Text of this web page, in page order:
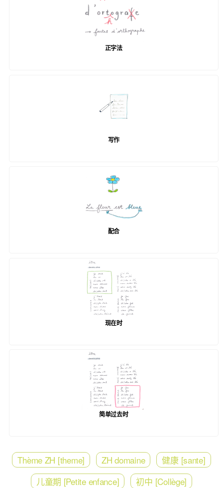
正字法
写作
配合
现在时
简单过去时
Thème ZH [theme] ZH domaine
健康 [sante]
儿童期 [Petite enfance]
初中 [Collège]